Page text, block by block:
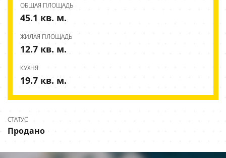
ОБЩАЯ ПЛОЩАДЬ
45.1 кв. м.
ЖИЛАЯ ПЛОЩАДЬ
12.7 кв. м.
КУХНЯ
19.7 кв. м.
СТАТУС
Продано